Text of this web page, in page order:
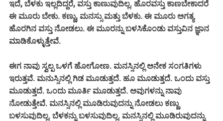
ಇದೆ, ಬೆಳಕು ಇಲ್ಲದಿದ್ದರೆ, ವಸ್ತು ಕಾಣುವುದಿಲ್ಲ. ಹೊರವಸ್ತು ಕಾಣಬೇಕಾದರೆ
ಈ ಮೂರು ಬೇಕು. ಕಣ್ಣು, ಮನಸ್ಸು ಮತ್ತು ಬೆಳಕು. ಈ ಮೂರು ಅಗತ್ಯ
ಹೊರಗಿನ ವಸ್ತು ನೋಡಲು. ಈ ಮೂರನ್ನು ಬಳಸಿಕೊಂಡು ವಸ್ತುವಿನ ಜ್ಞಾನ
ಮಾಡಿಕೊಳ್ಳುತ್ತೇವೆ.
ಈಗ ನಾವು ಸ್ವಲ್ಪ ಒಳಗೆ ಹೋಗೋಣ. ಮನಸ್ಸಿನಲ್ಲಿ ಅನೇಕ ಸಂಗತಿಗಳು
ಇರುತ್ತವೆ. ಮನುಸ್ಸಿನಲ್ಲಿ ಗಿಡ ಮೂಡುತ್ತದೆ. ಹೂ ಮೂಡುತ್ತದೆ. ಒಂದು ವಸ್ತು
ಮೂಡುತ್ತದೆ. ಒಂದು ಮೂರ್ತಿ ಮೂಡುತ್ತದೆ. ಅವುಗಳನ್ನು ನಾವು
ನೋಡುತ್ತೇವೆ. ಮನಸ್ಸಿನಲ್ಲಿ ಮೂಡಿರುವುದನ್ನು ನೋಡಲು ಕಣ್ಣು
ಬಳಸುವುದಿಲ್ಲ. ಬೆಳಕನ್ನು ಬಳಸುವುದಿಲ್ಲ. ಮನಸ್ಸಿನಲ್ಲಿ ಮೂಡಿರುವುದನ್ನು